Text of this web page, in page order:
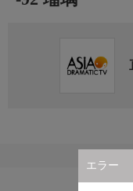
エラー